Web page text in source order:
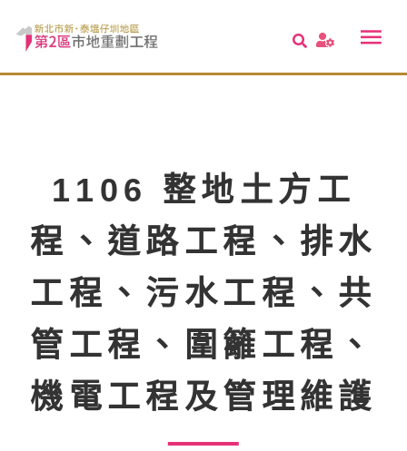
1106 整地土方工
程、道路工程、排水
工程、污水工程、共
管工程、圍籬工程、
機電工程及管理維護